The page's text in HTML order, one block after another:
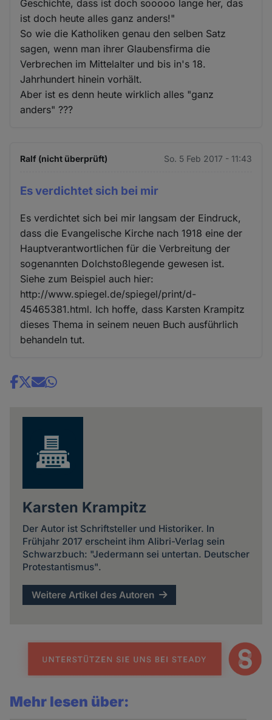
Geschichte, dass ist doch sooooo lange her, das
ist doch heute alles ganz anders!"
So wie die Katholiken genau den selben Satz
sagen, wenn man ihrer Glaubensfirma die
Verbrechen im Mittelalter und bis in's 18.
Jahrhundert hinein vorhält.
Aber ist es denn heute wirklich alles "ganz
anders" ???
Ralf (nicht überprüft) So. 5 Feb 2017 - 11:43
Es verdichtet sich bei mir
Es verdichtet sich bei mir langsam der Eindruck,
dass die Evangelische Kirche nach 1918 eine der
Hauptverantwortlichen für die Verbreitung der
sogenannten Dolchstoßlegende gewesen ist.
Siehe zum Beispiel auch hier:
http://www.spiegel.de/spiegel/print/d-
45465381.html. Ich hoffe, dass Karsten Krampitz
dieses Thema in seinem neuen Buch ausführlich
behandeln tut.
Share
Karsten Krampitz
Der Autor ist Schriftsteller und Historiker. In
Frühjahr 2017 erscheint ihm Alibri-Verlag sein
Schwarzbuch: "Jedermann sei untertan. Deutscher
Protestantismus".
Weitere Artikel des Autoren
Mehr lesen über: